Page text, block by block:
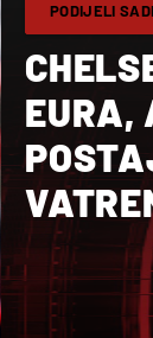
PODIJELI
EURA,